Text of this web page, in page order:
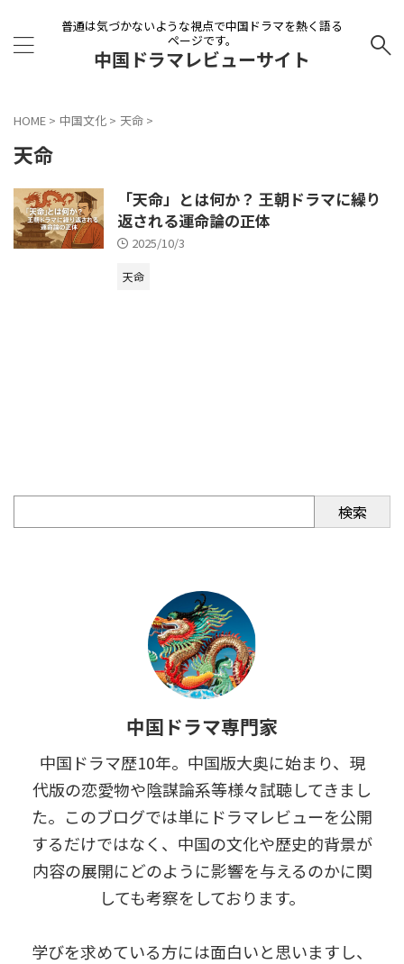
普通は気づかないような視点で中国ドラマを熱く語る
ページです。
中国ドラマレビューサイト
HOME > 中国文化 > 天命 >
天命
「天命」とは何か？ 王朝ドラマに繰り
返される運命論の正体
2025/10/3
天命
検索
中国ドラマ専門家
中国ドラマ歴10年。中国版大奥に始まり、現
代版の恋愛物や陰謀論系等様々試聴してきまし
た。このブログでは単にドラマレビューを公開
するだけではなく、中国の文化や歴史的背景が
内容の展開にどのように影響を与えるのかに関
しても考察をしております。
学びを求めている方には面白いと思いますし、